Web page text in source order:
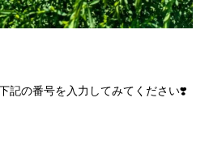
記の番号を入力してみてください❣️